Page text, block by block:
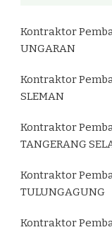
Kontraktor
UNGARAN
Kontraktor
SLEMAN
Kontraktor
TANGERANG
Kontraktor
TULUNGAGUNG
Kontraktor